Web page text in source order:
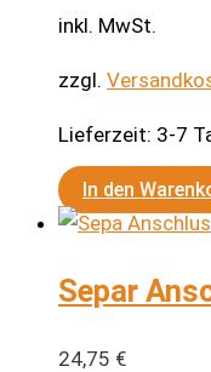
inkl. MwSt.
zzgl.
Lieferzeit: 3-7
In den
Separ
24,75 €